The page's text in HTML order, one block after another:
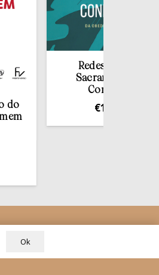
Redescobrir o
Sacramento da
Confissão
Ok